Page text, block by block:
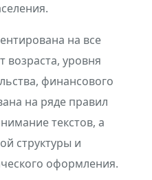
на все
возраста, уровня
финансового
на ряде правил
текстов, а
структуры и
оформления.